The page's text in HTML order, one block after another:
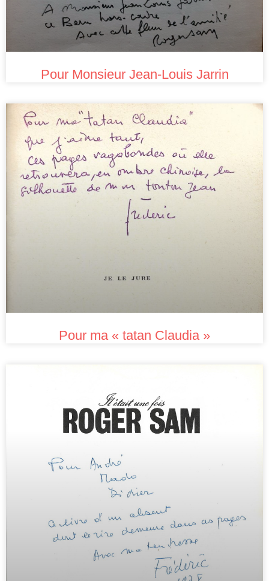
Pour Monsieur Jean-Louis Jarrin
Pour ma « tatan Claudia »